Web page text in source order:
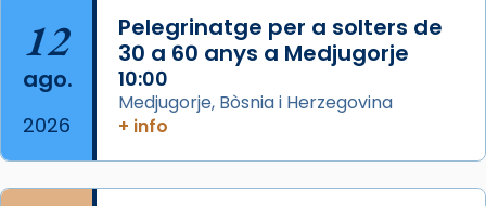
Foto
View on Facebook ·
12
ago.
2026
Pelegrinatge per a solters de
30 a 60 anys a Medjugorje
10:00
Medjugorje, Bòsnia i Herzegovina
+ info